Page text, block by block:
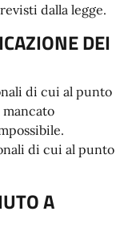
dalla legge.
DEI
di cui al punto
mancato
di cui al punto
A